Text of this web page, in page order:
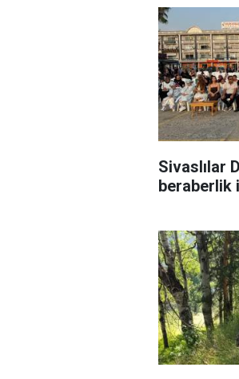
Sivaslılar
beraberlik